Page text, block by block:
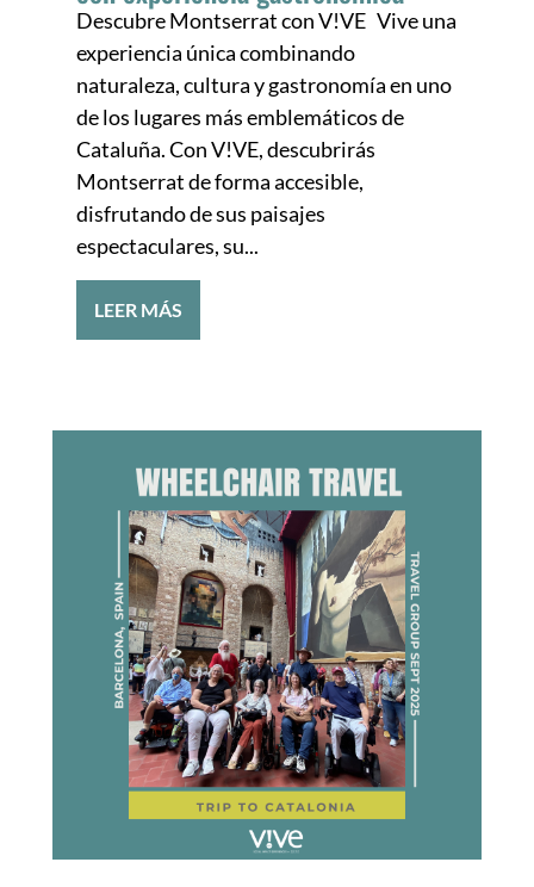
Descubre Montserrat con V!VE Vive una
experiencia única combinando
naturaleza, cultura y gastronomía en uno
de los lugares más emblemáticos de
Cataluña. Con V!VE, descubrirás
Montserrat de forma accesible,
disfrutando de sus paisajes
espectaculares, su...
LEER MÁS